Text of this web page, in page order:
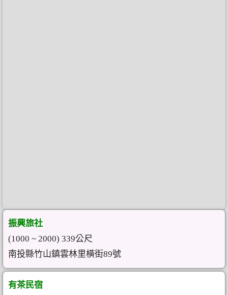
振興旅社
(1000 ~ 2000) 339公尺
南投縣竹山鎮雲林里橫街89號
有茶民宿